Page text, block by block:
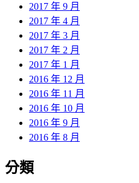
2017 年 9 月
2017 年 4 月
2017 年 3 月
2017 年 2 月
2017 年 1 月
2016 年 12 月
2016 年 11 月
2016 年 10 月
2016 年 9 月
2016 年 8 月
分類